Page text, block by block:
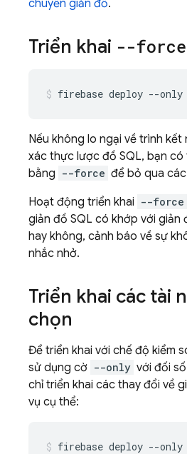
chuyển giản đồ.
Triển khai --force
firebase deploy --only
Nếu không lo ngại về trình
xác thực lược đồ SQL, bạn có
bằng --force để bỏ qua
Hoạt động triển khai --force
giản đồ SQL có khớp với giản
hay không, cảnh báo về sự
nhắc nhở.
Triển khai các tài
chọn
Để triển khai với chế độ kiểm
sử dụng cờ --only với đối số
chỉ triển khai các thay đổi về
vụ cụ thể:
firebase deploy --only